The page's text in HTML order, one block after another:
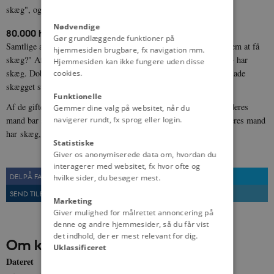
skæg", og "Skæg er uhygiejnisk".
80.000 har skæg.
Samtlige adspurgte mænd er spurgt: "Har De/kunne De tænke Dem at få
skæg?" Af svarene fremgår det, at ialt 5% - svarende til 80.000 - har
skæg. Dobbelt så mange - nemlig ialt 11% - kunne tænke sig at lade
skægget stå.
Af de gifte kvinder har ialt 8% udtalt, at de kunne tænke sig, at deres
mand bar skæg. IaIt 4% af de adspurgte kvinder har oplyst, at deres mand
har skæg, og kun få af disse kvinder kunne ikke lide det.
DEL PÅ FACEBOOK
DEL PÅ TWITTER
SEND TIL EN VEN
Om kilden
Dateret
Nødvendige
Gør grundlæggende funktioner på
hjemmesiden brugbare, fx navigation mm.
Hjemmesiden kan ikke fungere uden disse
cookies.
Funktionelle
Gemmer dine valg på websitet, når du
navigerer rundt, fx sprog eller login.
Statistiske
Giver os anonymiserede data om, hvordan du
interagerer med websitet, fx hvor ofte og
hvilke sider, du besøger mest.
Marketing
Giver mulighed for målrettet annoncering på
denne og andre hjemmesider, så du får vist
det indhold, der er mest relevant for dig.
Uklassificeret